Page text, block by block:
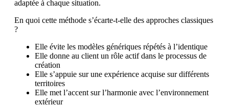
adaptée à chaque situation.
En quoi cette méthode s’écarte-t-elle des approches classiques
?
Elle évite les modèles génériques répétés à l’identique
Elle donne au client un rôle actif dans le processus de
création
Elle s’appuie sur une expérience acquise sur différents
territoires
Elle met l’accent sur l’harmonie avec l’environnement
extérieur